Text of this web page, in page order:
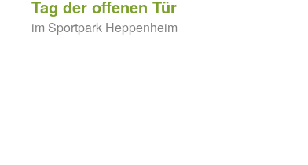
Tag der offenen Tür
im Sportpark Heppenheim